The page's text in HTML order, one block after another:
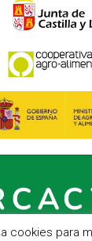
cookies para